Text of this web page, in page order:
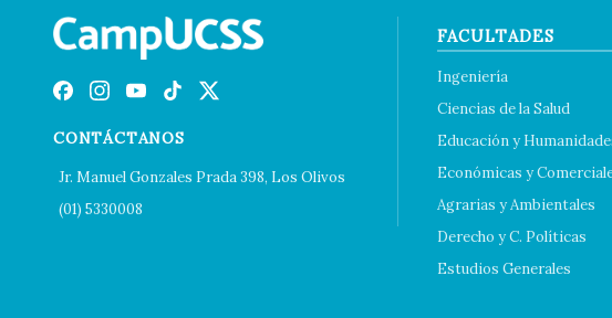
CONTÁCTANOS
Jr. Manuel Gonzales Prada 398, Los Olivos
(01) 5330008
FACULTADES
Ingeniería
Ciencias de la Salud
Educación y
Económicas y
Agrarias y Ambientales
Derecho y C. Políticas
Estudios Generales